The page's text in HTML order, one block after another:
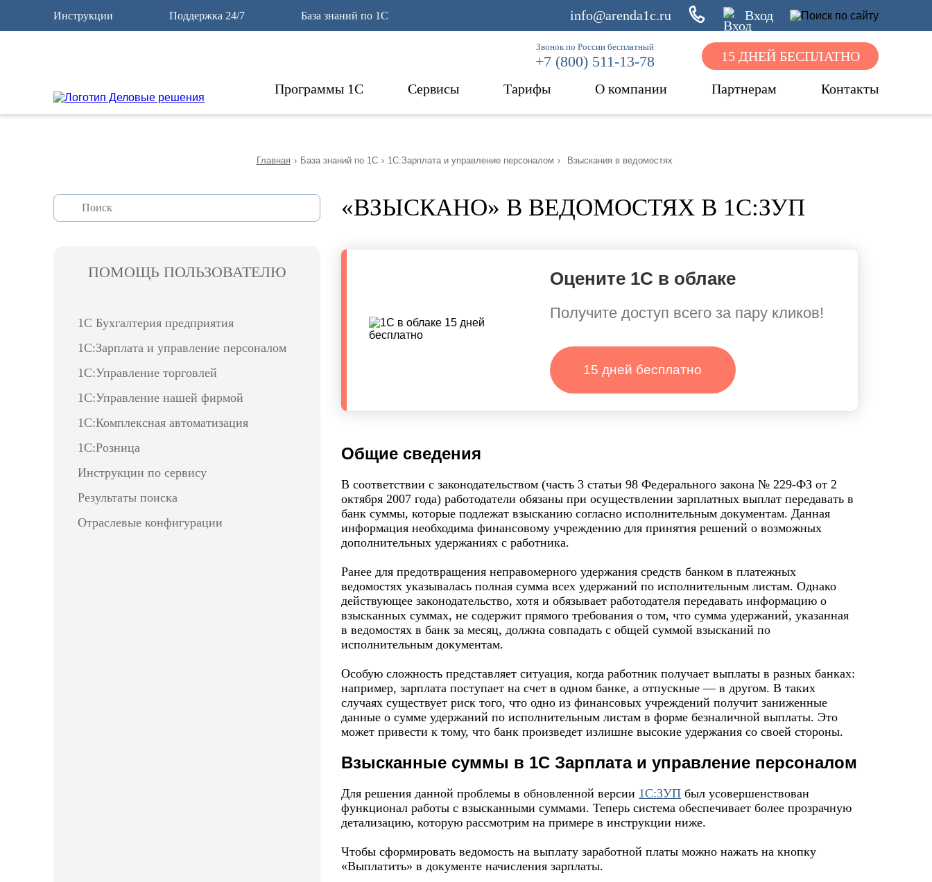
Инструкции Поддержка 24/7 База знаний по 1С info@arenda1c.ru Вход
Звонок по России бесплатный
+7 (800) 511-13-78 15 ДНЕЙ БЕСПЛАТНО
Программы 1С Сервисы Тарифы О компании Партнерам Контакты
Главная › База знаний по 1С › 1С:Зарплата и управление персоналом › Взыскания в ведомостях
ПОМОЩЬ ПОЛЬЗОВАТЕЛЮ
1С Бухгалтерия предприятия
1С:Зарплата и управление персоналом
1С:Управление торговлей
1С:Управление нашей фирмой
1С:Комплексная автоматизация
1С:Розница
Инструкции по сервису
Результаты поиска
Отраслевые конфигурации
«ВЗЫСКАНО» В ВЕДОМОСТЯХ В 1С:ЗУП
Оцените 1С в облаке
Получите доступ всего за пару кликов!
15 дней бесплатно
Общие сведения
В соответствии с законодательством (часть 3 статьи 98 Федерального закона № 229-ФЗ от 2
октября 2007 года) работодатели обязаны при осуществлении зарплатных выплат передавать в
банк суммы, которые подлежат взысканию согласно исполнительным документам. Данная
информация необходима финансовому учреждению для принятия решений о возможных
дополнительных удержаниях с работника.
Ранее для предотвращения неправомерного удержания средств банком в платежных
ведомостях указывалась полная сумма всех удержаний по исполнительным листам. Однако
действующее законодательство, хотя и обязывает работодателя передавать информацию о
взысканных суммах, не содержит прямого требования о том, что сумма удержаний, указанная
в ведомостях в банк за месяц, должна совпадать с общей суммой взысканий по
исполнительным документам.
Особую сложность представляет ситуация, когда работник получает выплаты в разных банках:
например, зарплата поступает на счет в одном банке, а отпускные — в другом. В таких
случаях существует риск того, что одно из финансовых учреждений получит заниженные
данные о сумме удержаний по исполнительным листам в форме безналичной выплаты. Это
может привести к тому, что банк произведет излишне высокие удержания со своей стороны.
Взысканные суммы в 1С Зарплата и управление персоналом
Для решения данной проблемы в обновленной версии 1С:ЗУП был усовершенствован
функционал работы с взысканными суммами. Теперь система обеспечивает более прозрачную
детализацию, которую рассмотрим на примере в инструкции ниже.
Чтобы сформировать ведомость на выплату заработной платы можно нажать на кнопку
«Выплатить» в документе начисления зарплаты.